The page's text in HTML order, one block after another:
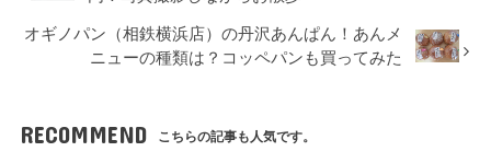
オギノパン（相鉄横浜店）の丹沢あんぱん！あんメ
ニューの種類は？コッペパンも買ってみた
RECOMMEND こちらの記事も人気です。